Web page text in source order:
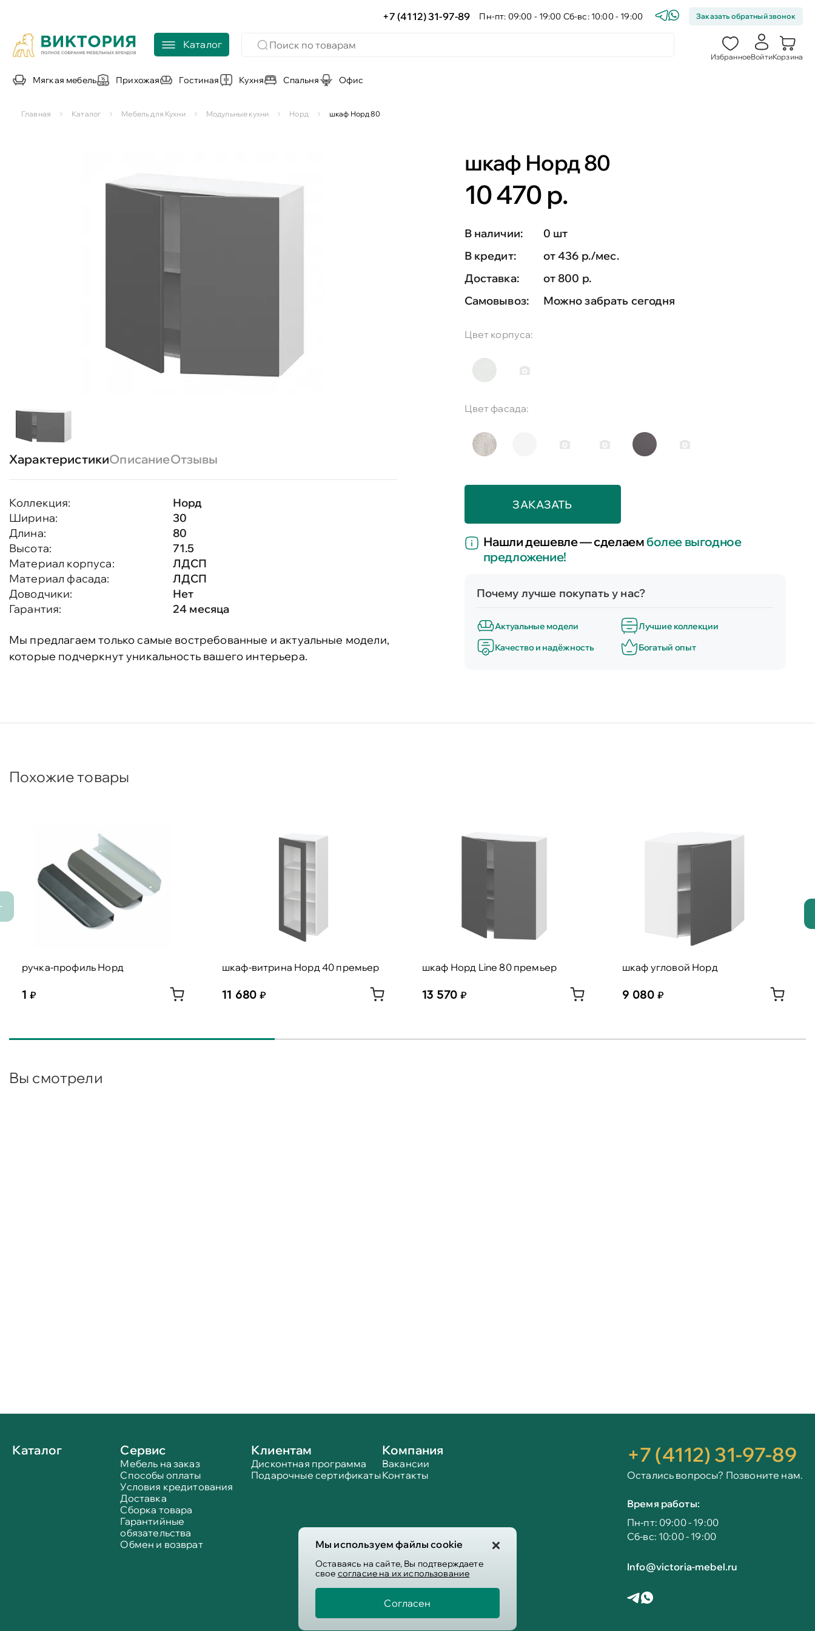
+7 (4112) 31-97-89 Пн-пт: 09:00 - 19:00 Сб-вс: 10:00 - 19:00 Заказать обратный звонок
Каталог
ИзбранноеВойтиКорзина
Мягкая мебель Прихожая Гостиная Кухня Спальня Офис
Мы используем файлы cookie
Оставаясь на сайте, Вы подтверждаете
свое согласие на их использование
Согласен
Главная Каталог Мебель для Кухни Модульные кухни Норд шкаф Норд 80
ХарактеристикиОписаниеОтзывы
Коллекция:
Норд
Ширина:
30
Длина:
80
Высота:
71.5
Материал корпуса:
ЛДСП
Материал фасада:
ЛДСП
Доводчики:
Нет
Гарантия:
24 месяца
Мы предлагаем только самые востребованные и актуальные модели,
которые подчеркнут уникальность вашего интерьера.
шкаф Норд 80
10 470 р.
В наличии:
0 шт
В кредит:
от 436 р./мес.
Доставка:
от 800 р.
Самовывоз:
Можно забрать сегодня
Цвет корпуса:
Цвет фасада:
ЗАКАЗАТЬ
Нашли дешевле — сделаемболее выгодное
предложение!
Почему лучше покупать у нас?
Актуальные модели
Лучшие коллекции
Качество и надёжность
Богатый опыт
Похожие товары
ручка-профиль Норд
1
шкаф-витрина Норд 40 премьер
11 680
шкаф Норд Line 80 премьер
13 570
шкаф угловой Норд
9 080
Вы смотрели
Каталог Сервис
Мебель на заказ
Способы оплаты
Условия кредитования
Доставка
Сборка товара
Гарантийные
обязательства
Обмен и возврат
Клиентам
Дисконтная программа
Подарочные сертификаты
Компания
Вакансии
Контакты
+7 (4112) 31-97-89
Остались вопросы? Позвоните нам.
Время работы:
Пн-пт: 09:00 - 19:00
Сб-вс: 10:00 - 19:00
Info@victoria-mebel.ru